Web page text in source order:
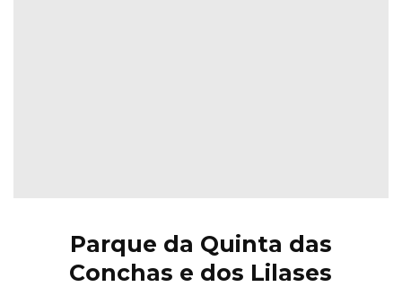
Parque da Quinta das
Conchas e dos Lilases